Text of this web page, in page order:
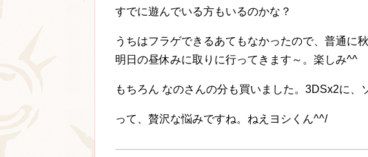
すでに遊んでいる方もいるのかな？
うちはフラゲできるあてもなかったので、普通に
明日の昼休みに取りに行ってきます～。楽しみ^^
もちろん なのさんの分も買いました。3DSx2に
って、贅沢な悩みですね。ねえヨシくん^^/